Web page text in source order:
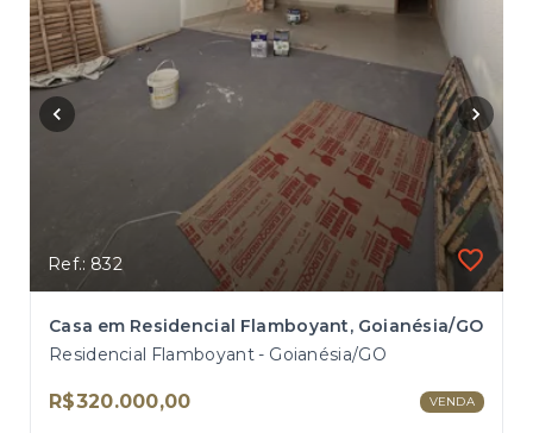
Ref.: 832
Casa em Residencial Flamboyant, Goianésia/GO
Residencial Flamboyant - Goianésia/GO
R$320.000,00 VENDA